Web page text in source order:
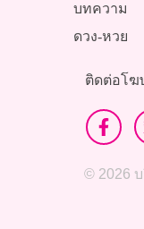
บทความ
ดวง-หวย
ติดต่อโ
© 2026